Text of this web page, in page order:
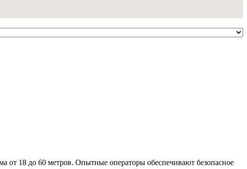
18 до 60 метров. Опытные операторы обеспечивают безопасное